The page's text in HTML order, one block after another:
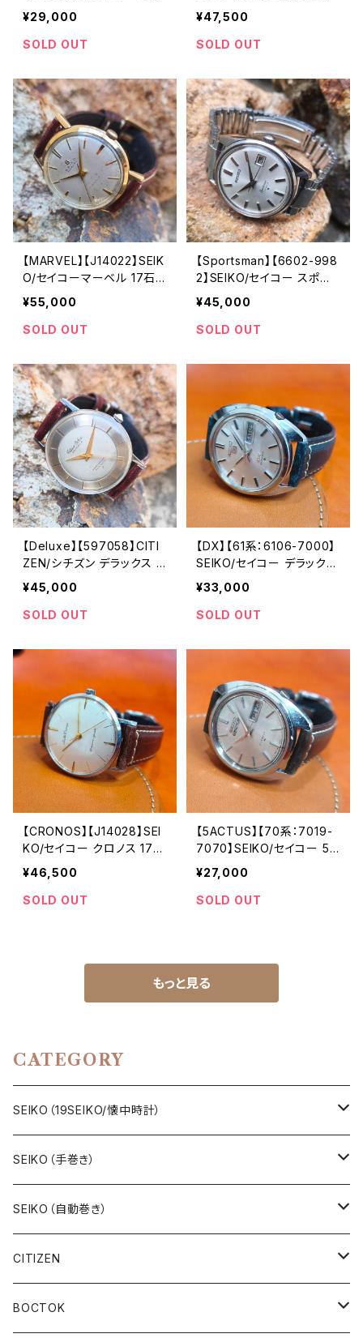
タス 21石 Cal.7019 キャリ
バー 機械式 自動巻き腕時
計 精工舎亀戸工場/SS 19
クウォッチ 中三針 純正ベル
ト メンズウォッチ【5ac7019
-7430-1】
¥29,000
SOLD OUT
コーロードマチック 精工舎
諏訪工場 1968年 6月製造
23石 Cal.5606 機械式 自
ウォッチ メンズウォッチ【56
06-7050-2】
¥47,500
SOLD OUT
【MARVEL】【J14022】SEIK
O/セイコーマーベル 17石
機械式 手巻き時計 精工舎
諏訪工場 1956年 11月製造
品 オーバーホール済み【M
¥55,000
SOLD OUT
【Sportsman】【6602-998
2】SEIKO/セイコー スポー
ツマン 17石 Cal.6602 キャ
リバー 機械式 手巻き時計
精工舎諏訪工場 1969年 1
チ 腕時計（skl6602-9982
-2）
¥45,000
SOLD OUT
【Deluxe】【597058】CITI
ZEN/シチズン デラックス 2
3石 機械式 手巻き時計 19
60年製造 アンティークウォ
ッチ 腕時計【597058-1】
¥45,000
SOLD OUT
【DX】【61系：6106-7000】
SEIKO/セイコー デラックス
25石 Cal.6106C キャリバ
ー 機械式 自動巻き腕時計
精工舎諏訪工場/SS 1967
ォッチ 中三針 メンズウォッ
¥33,000
SOLD OUT
【CRONOS】【J14028】SEI
KO/セイコー クロノス 17石
機械式 手巻き時計 精工舎
亀戸工場 1959年 2月製造
オーバーホール済み【crsj1
¥46,500
SOLD OUT
【5ACTUS】【70系：7019-
7070】SEIKO/セイコー 5
アクタス 21石 Cal.7019 キ
ャリバー 機械式 自動巻き
腕時計 精工舎亀戸工場/S
7019-7070-5】
¥27,000
SOLD OUT
もっと見る
CATEGORY
SEIKO（19SEIKO/懐中時計）
19SEIKO（7石）
19SEIKO（15石）
19SEIKO（21石）
その他の懐中時計
SEIKO（手巻き）
キングセイコー（KINGSEIKO）
クラウン（CROWN）
クロノス（CRONOS）
SEIKO（自動巻き）
5アクタス（5ACTUS）
5”スポーツ”（5”SPORTS”）
CITIZEN
手巻き腕時計
BOCTOK